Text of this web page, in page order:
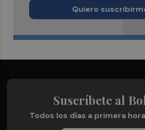
Quiero
Suscríbete al
Todos los días a primera